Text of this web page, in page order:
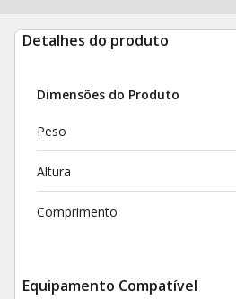
Detalhes do produto
Dimensões do Produto
Peso
Altura
Comprimento
Equipamento Compatível